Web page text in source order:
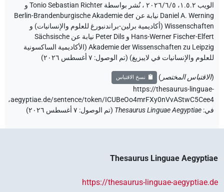
الويب ۱.٥.٢، ٢٠٢٦/٦/٥ ، نُشر بواسطة Tonio Sebastian Richter و
Daniel A. Werning نيابة عن Berlin-Brandenburgische Akademie der
Wissenschaften (أكاديمية برلين-براندنبورغ للعلوم والإنسانيات) و
Hans-Werner Fischer-Elfert و Peter Dils نيابة عن Sächsische
Akademie der Wissenschaften zu Leipzig (الأكاديمية الساكسونية
للعلوم والإنسانيات في لايبزيغ) (تم الوصول:٧ أغسطس ٢٠٢٦ )
الاقتباس المختصر) نسخ الاقتباس
https://thesaurus-linguae-
aegyptiae.de/sentence/token/ICUBeOo4mrFXy0nVvAStwC5Cee4،
:
Thesaurus Linguae Aegyptiae
(تم الوصول:٧ أغسطس ٢٠٢٦ )
Thesaurus Linguae
https://thesaurus-linguae-